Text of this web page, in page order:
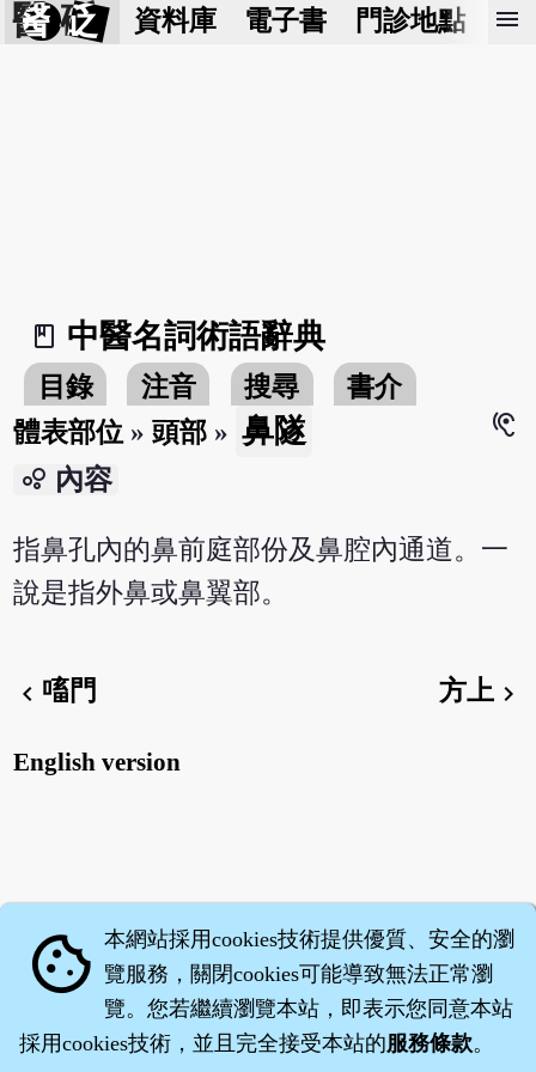
醫 砭 資料庫 電子書 門診地點 預
menu
book_2
中醫名詞術語辭典
目錄 注音 搜尋
書介
體表部位 »頭部 » 鼻隧
hearing
bubble_chart 內容
指鼻孔內的鼻前庭部份及鼻腔內通道。一
說是指外鼻或鼻翼部。
chevron_left 㗜門 方上chevron_right
English version
cookie 本網站採用cookies技術提供優質、安全的瀏
覽服務，關閉cookies可能導致無法正常瀏
覽。您若繼續瀏覽本站，即表示您同意本站
採用cookies技術，並且完全接受本站的服務條款。